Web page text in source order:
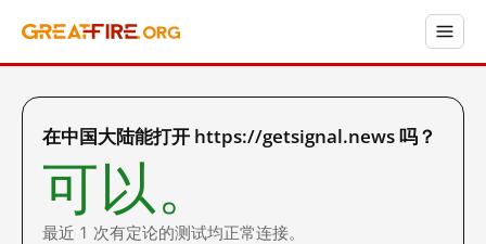
在中国大陆能打开 https://getsignal.news 吗？
可以。
最近 1 次有定论的测试均正常连接。